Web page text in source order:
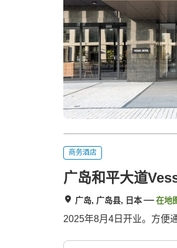
e
a
r
c
h
商务酒店
广岛和平大道
广岛, 广岛县, 日本 在地
2025年8月4日开业。方便